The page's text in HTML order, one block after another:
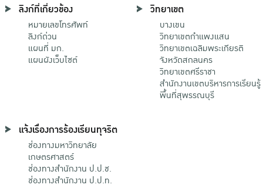
ลิงก์ที่เกี่ยวข้อง
หมายเลขโทรศัพท์
ลิงก์ด่วน
แผนที่ มก.
แผนผังเว็บไซต์
วิทยาเขต
บางเขน
วิทยาเขตกําแพงแสน
วิทยาเขตเฉลิมพระเกียรติ
จังหวัดสกลนคร
วิทยาเขตศรีราชา
สำนักงานเขตบริหารการเรียนรู้
พื้นที่สุพรรณบุรี
แจ้งเรื่องการร้องเรียนทุจริต
ช่องทางมหาวิทยาลัย
เกษตรศาสตร์
ช่องทางสำนักงาน ป.ป.ช.
ช่องทางสำนักงาน ป.ป.ท.